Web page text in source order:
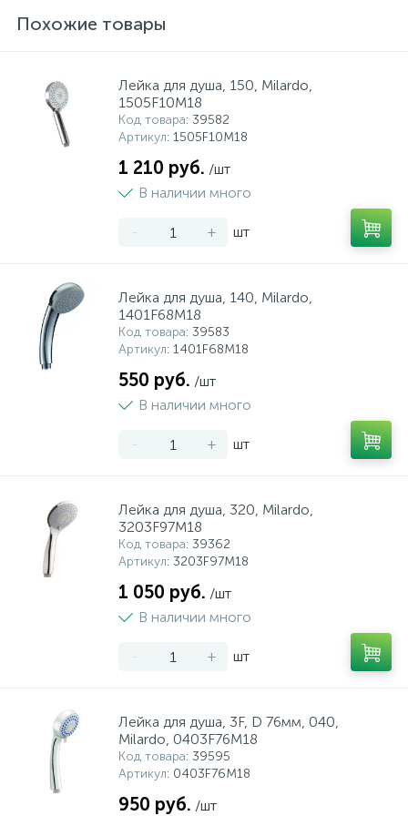
Похожие товары
Лейка для душа, 150, Milardo,
1505F10M18
Код товара: 39582
Артикул: 1505F10M18
1 210 руб. /шт
В наличии много
- + шт
Лейка для душа, 140, Milardo,
1401F68M18
Код товара: 39583
Артикул: 1401F68M18
550 руб. /шт
В наличии много
- + шт
Лейка для душа, 320, Milardo,
3203F97M18
Код товара: 39362
Артикул: 3203F97M18
1 050 руб. /шт
В наличии много
- + шт
Лейка для душа, 3F, D 76мм, 040,
Milardo, 0403F76M18
Код товара: 39595
Артикул: 0403F76M18
950 руб. /шт